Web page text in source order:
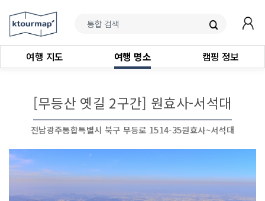
여행 지도 여행 명소 캠핑 정보
[무등산 옛길 2구간] 원효사-서석대
전남광주통합특별시 북구 무등로 1514-35원효사~서석대